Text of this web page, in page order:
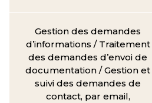
Gestion des demandes
d’informations / Traitement
des demandes d’envoi de
documentation / Gestion et
suivi des demandes de
contact, par email,